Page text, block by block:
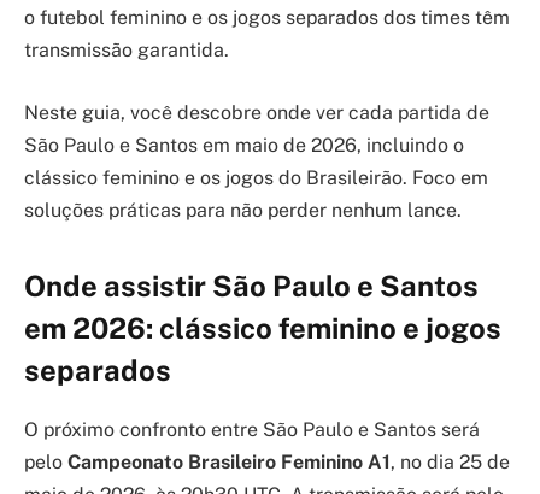
o futebol feminino e os jogos separados dos times têm
transmissão garantida.
Neste guia, você descobre onde ver cada partida de
São Paulo e Santos em maio de 2026, incluindo o
clássico feminino e os jogos do Brasileirão. Foco em
soluções práticas para não perder nenhum lance.
Onde assistir São Paulo e Santos
em 2026: clássico feminino e jogos
separados
O próximo confronto entre São Paulo e Santos será
pelo Campeonato Brasileiro Feminino A1, no dia 25 de